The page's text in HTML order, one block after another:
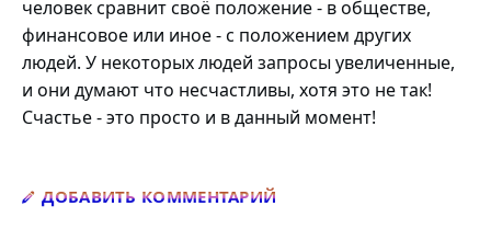
человек сравнит своё положение - в обществе,
финансовое или иное - с положением других
людей. У некоторых людей запросы увеличенные,
и они думают что несчастливы, хотя это не так!
Счастье - это просто и в данный момент!
ДОБАВИТЬ КОММЕНТАРИЙ